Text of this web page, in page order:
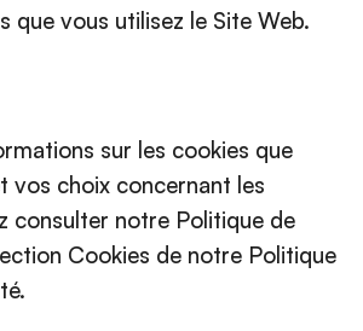
que vous utilisez le Site Web.
sur les cookies que
vos choix concernant les
consulter notre Politique de
Cookies de notre Politique